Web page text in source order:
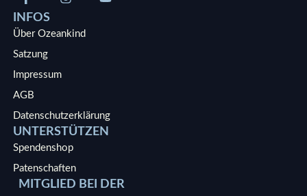
INFOS
Über Ozeankind
Satzung
Impressum
AGB
Datenschutzerklärung
UNTERSTÜTZEN
Spendenshop
Patenschaften
MITGLIED BEI DER